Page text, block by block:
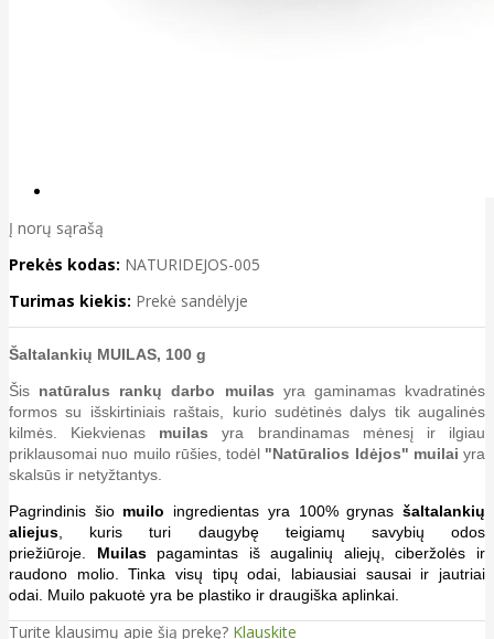
Į norų sąrašą
Prekės kodas: NATURIDEJOS-005
Turimas kiekis: Prekė sandėlyje
Šaltalankių MUILAS, 100 g
Šis natūralus rankų darbo muilas yra gaminamas kvadratinės
formos su išskirtiniais raštais, kurio sudėtinės dalys tik augalinės
kilmės. Kiekvienas muilas yra brandinamas mėnesį ir ilgiau
priklausomai nuo muilo rūšies, todėl "Natūralios Idėjos" muilai yra
skalsūs ir netyžtantys.
Pagrindinis šio muilo ingredientas yra 100% grynasšaltalankių
aliejus , kuris turi daugybę teigiamų savybių odos
priežiūroje. Muilaspagamintas iš augalinių aliejų, ciberžolės ir
raudono molio. Tinka visų tipų odai, labiausiai sausai ir jautriai
odai. Muilo pakuotė yra be plastiko ir draugiška aplinkai.
Turite klausimų apie šią prekę? Klauskite